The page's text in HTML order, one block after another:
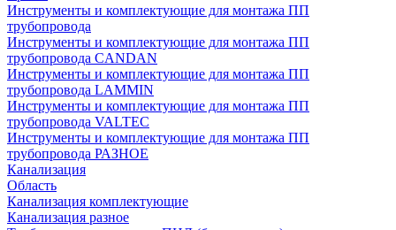
Инструменты и комплектующие для монтажа ПП
трубопровода
Инструменты и комплектующие для монтажа ПП
трубопровода CANDAN
Инструменты и комплектующие для монтажа ПП
трубопровода LAMMIN
Инструменты и комплектующие для монтажа ПП
трубопровода VALTEC
Инструменты и комплектующие для монтажа ПП
трубопровода РАЗНОЕ
Канализация
Область
Канализация комплектующие
Канализация разное